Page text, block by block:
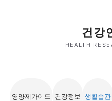
건강
HEALTH
영양제가이드 건강정보 생활습관